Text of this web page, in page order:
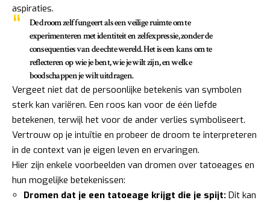
aspiraties.
De droom zelf fungeert als een veilige ruimte om te
experimenteren met identiteit en zelfexpressie, zonder de
consequenties van de echte wereld. Het is een kans om te
reflecteren op wie je bent, wie je wilt zijn, en welke
boodschappen je wilt uitdragen.
Vergeet niet dat de persoonlijke betekenis van symbolen
sterk kan variëren. Een roos kan voor de één liefde
betekenen, terwijl het voor de ander verlies symboliseert.
Vertrouw op je intuïtie en probeer de droom te interpreteren
in de context van je eigen leven en ervaringen.
Hier zijn enkele voorbeelden van dromen over tatoeages en
hun mogelijke betekenissen:
Dromen dat je een tatoeage krijgt die je spijt: Dit kan